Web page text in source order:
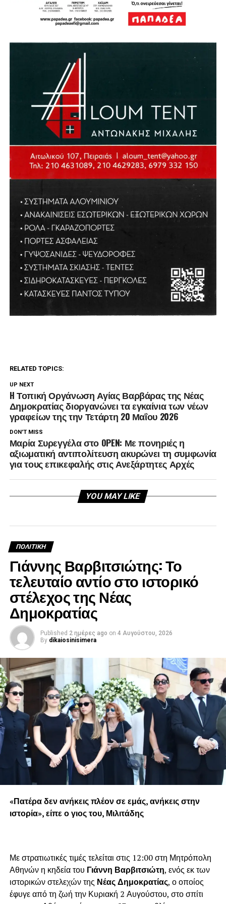
RELATED TOPICS:
UP NEXT
H Τοπική Οργάνωση Αγίας Βαρβάρας της Νέας
Δημοκρατίας διοργανώνει τα εγκαίνια των νέων
γραφείων της την Τετάρτη 20 Μαΐου 2026
DON'T MISS
Μαρία Συρεγγέλα στο OPEN: Με πονηριές η
αξιωματική αντιπολίτευση ακυρώνει τη συμφωνία
για τους επικεφαλής στις Ανεξάρτητες Αρχές
YOU MAY LIKE
ΠΟΛΙΤΙΚΉ
Γιάννης Βαρβιτσιώτης: Το
τελευταίο αντίο στο ιστορικό
στέλεχος της Νέας
Δημοκρατίας
Published 2 ημέρες ago on 4 Αυγούστου, 2026
By dikaiosinisimera
«Πατέρα δεν ανήκεις πλέον σε εμάς, ανήκεις στην
ιστορία», είπε ο γιος του, Μιλιτάδης
Με στρατιωτικές τιμές τελείται στις 12:00 στη Μητρόπολη
Αθηνών η κηδεία του Γιάννη Βαρβιτσιώτη, ενός εκ των
ιστορικών στελεχών της Νέας Δημοκρατίας, ο οποίος
έφυγε από τη ζωή την Κυριακή 2 Αυγούστου, στο σπίτι